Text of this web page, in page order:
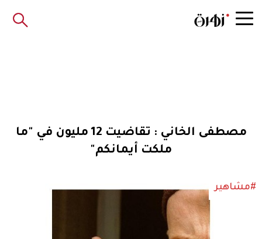
مصطفى الخاني : تقاضيت 12 مليون في "ما
ملكت أيمانكم"
#مشاهير